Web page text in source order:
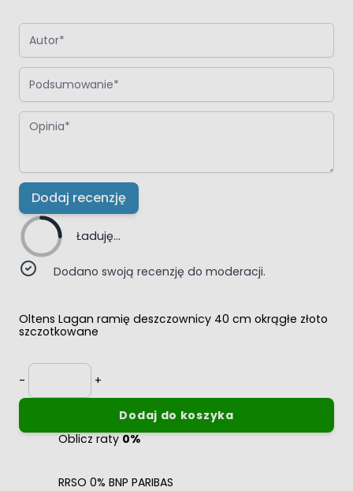
Autor
Podsumowanie
Opinia
Dodaj recenzję
Ładuję...
Dodano swoją recenzję do moderacji.
Oltens Lagan ramię deszczownicy 40 cm okrągłe złoto
szczotkowane
-
Ilość
+
Dodaj do koszyka
Oblicz raty0%
RRSO 0% BNP PARIBAS